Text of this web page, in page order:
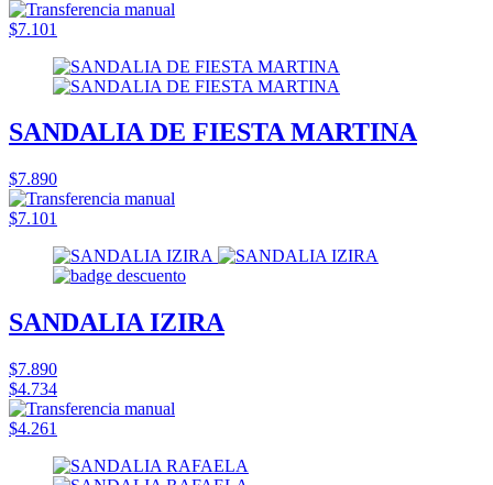
$7.101
SANDALIA DE FIESTA MARTINA
$7.890
$7.101
SANDALIA IZIRA
$7.890
$4.734
$4.261